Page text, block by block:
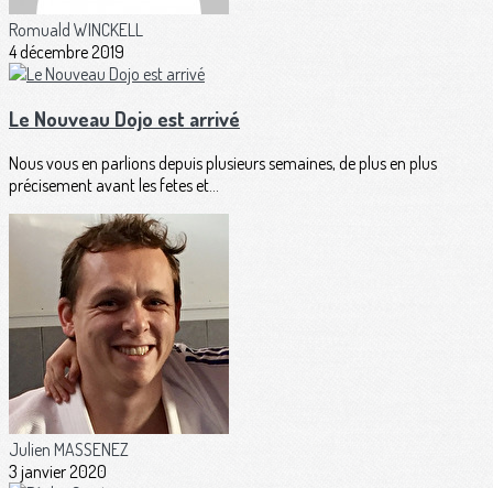
Romuald WINCKELL
4 décembre 2019
Le Nouveau Dojo est arrivé
Nous vous en parlions depuis plusieurs semaines, de plus en plus
précisement avant les fetes et...
Julien MASSENEZ
3 janvier 2020